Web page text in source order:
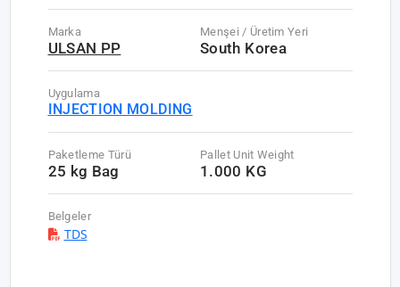
Marka
ULSAN PP
Menşei / Üretim Yeri
South Korea
Uygulama
INJECTION MOLDING
Paketleme Türü
25 kg Bag
Pallet Unit Weight
1.000 KG
Belgeler
TDS